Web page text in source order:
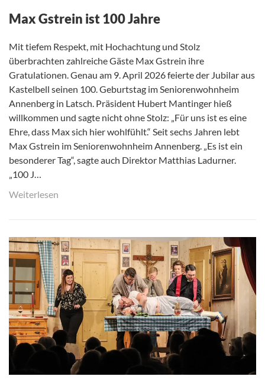
Max Gstrein ist 100 Jahre
Mit tiefem Respekt, mit Hochachtung und Stolz
überbrachten zahlreiche Gäste Max Gstrein ihre
Gratulationen. Genau am 9. April 2026 feierte der Jubilar aus
Kastelbell seinen 100. Geburtstag im Seniorenwohnheim
Annenberg in Latsch. Präsident Hubert Mantinger hieß
willkommen und sagte nicht ohne Stolz: „Für uns ist es eine
Ehre, dass Max sich hier wohlfühlt.“ Seit sechs Jahren lebt
Max Gstrein im Seniorenwohnheim Annenberg. „Es ist ein
besonderer Tag“, sagte auch Direktor Matthias Ladurner.
„100 J…
Weiterlesen